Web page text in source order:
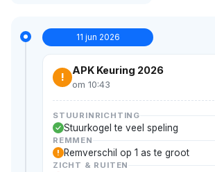
11 jun 2026
!
APK Keuring 2026
om 10:43
STUURINRICHTING
Stuurkogel te veel speling
REMMEN
! Remverschil op 1 as te groot
ZICHT & RUITEN